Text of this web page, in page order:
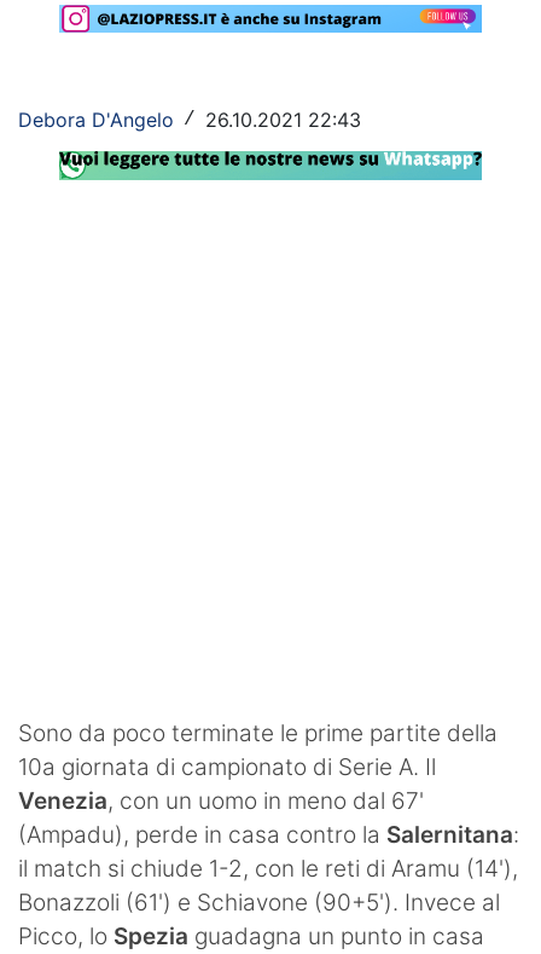
Calciomercato
Rassegna Lazio
Social
Debora D'Angelo / 26.10.2021 22:43
Sono da poco terminate le prime partite della
10a giornata di campionato di Serie A. Il
Venezia, con un uomo in meno dal 67'
(Ampadu), perde in casa contro la Salernitana:
il match si chiude 1-2, con le reti di Aramu (14'),
Bonazzoli (61') e Schiavone (90+5'). Invece al
Picco, lo Spezia guadagna un punto in casa